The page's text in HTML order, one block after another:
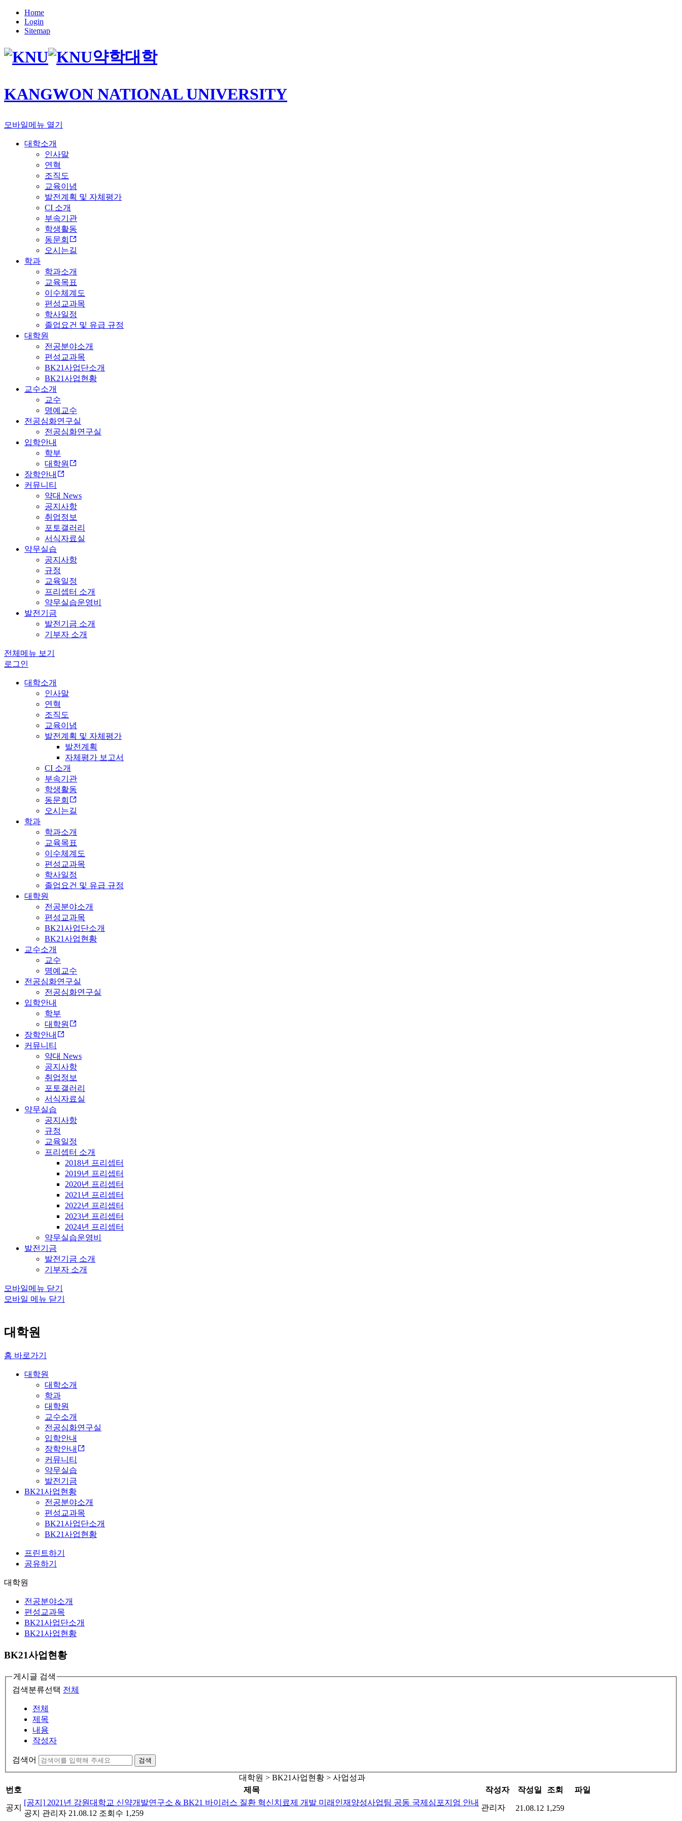
Home
Login
Sitemap
약학대학
KANGWON NATIONAL UNIVERSITY
모바일메뉴 열기
대학소개
인사말
연혁
조직도
교육이념
발전계획 및 자체평가
CI 소개
부속기관
학생활동
동문회
오시는길
학과
학과소개
교육목표
이수체계도
편성교과목
학사일정
졸업요건 및 유급 규정
대학원
전공분야소개
편성교과목
BK21사업단소개
BK21사업현황
교수소개
교수
명예교수
전공심화연구실
전공심화연구실
입학안내
학부
대학원
장학안내
커뮤니티
약대 News
공지사항
취업정보
포토갤러리
서식자료실
약무실습
공지사항
규정
교육일정
프리셉터 소개
약무실습운영비
발전기금
발전기금 소개
기부자 소개
전체메뉴 보기
로그인
대학소개
인사말
연혁
조직도
교육이념
발전계획 및 자체평가
발전계획
자체평가 보고서
CI 소개
부속기관
학생활동
동문회
오시는길
학과
학과소개
교육목표
이수체계도
편성교과목
학사일정
졸업요건 및 유급 규정
대학원
전공분야소개
편성교과목
BK21사업단소개
BK21사업현황
교수소개
교수
명예교수
전공심화연구실
전공심화연구실
입학안내
학부
대학원
장학안내
커뮤니티
약대 News
공지사항
취업정보
포토갤러리
서식자료실
약무실습
공지사항
규정
교육일정
프리셉터 소개
2018년 프리셉터
2019년 프리셉터
2020년 프리셉터
2021년 프리셉터
2022년 프리셉터
2023년 프리셉터
2024년 프리셉터
약무실습운영비
발전기금
발전기금 소개
기부자 소개
모바일메뉴 닫기
모바일 메뉴 닫기
대학원
홈 바로가기
대학원
대학소개
학과
대학원
교수소개
전공심화연구실
입학안내
장학안내
커뮤니티
약무실습
발전기금
BK21사업현황
전공분야소개
편성교과목
BK21사업단소개
BK21사업현황
프린트하기
공유하기
대학원
전공분야소개
편성교과목
BK21사업단소개
BK21사업현황
BK21사업현황
게시글 검색
검색분류선택 전체
전체
제목
내용
작성자
검색어 검색
대학원 > BK21사업현황 > 사업성과
번호
제목 작성자 작성일 조회 파일
공지
[공지] 2021년 강원대학교 신약개발연구소 & BK21 바이러스 질환 혁신치료제 개발 미래인재양성사업팀 공동 국제심포지엄 안내
공지 관리자 21.08.12 조회수 1,259
관리자 21.08.12 1,259